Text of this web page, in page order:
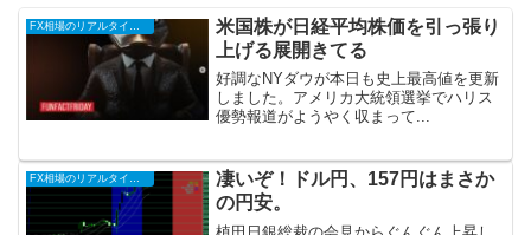
米国株が日経平均株価を引っ張り
上げる展開きてる
好調なNYダウが本日も史上最高値を更新
しました。アメリカ大統領選挙でハリス
優勢報道がようやく収まって...
FX相場のリアルタイム情報2024
凄いぞ！ドル円、157円はまさか
の円安。